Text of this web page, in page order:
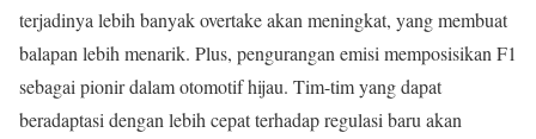
terjadinya lebih banyak overtake akan meningkat, yang membuat
balapan lebih menarik. Plus, pengurangan emisi memposisikan F1
sebagai pionir dalam otomotif hijau. Tim-tim yang dapat
beradaptasi dengan lebih cepat terhadap regulasi baru akan